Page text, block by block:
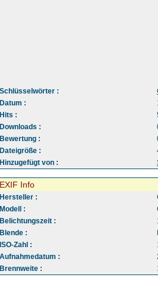
Schlüsselwörter :
Datum :
Hits :
Downloads :
Bewertung :
Dateigröße :
Hinzugefügt von :
EXIF Info
Hersteller :
Modell :
Belichtungszeit :
Blende :
ISO-Zahl :
Aufnahmedatum :
Brennweite :